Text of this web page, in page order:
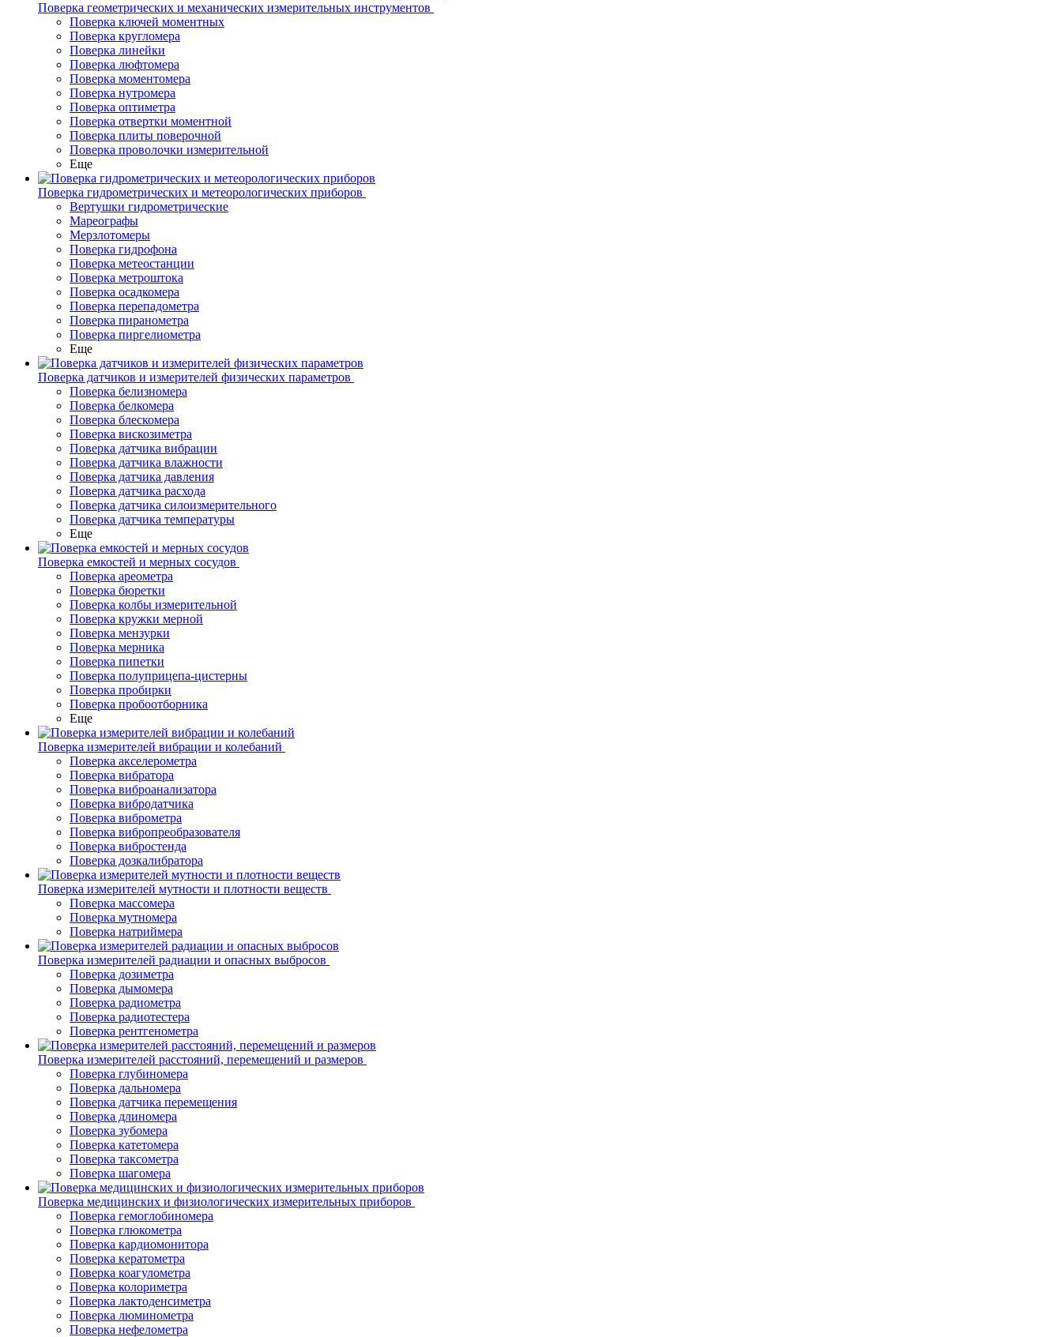
Поверка геометрических и механических измерительных инструментов
Поверка ключей моментных
Поверка кругломера
Поверка линейки
Поверка люфтомера
Поверка моментомера
Поверка нутромера
Поверка оптиметра
Поверка отвертки моментной
Поверка плиты поверочной
Поверка проволочки измерительной
Еще
Поверка гидрометрических и метеорологических приборов
Вертушки гидрометрические
Мареографы
Мерзлотомеры
Поверка гидрофона
Поверка метеостанции
Поверка метроштока
Поверка осадкомера
Поверка перепадометра
Поверка пиранометра
Поверка пиргелиометра
Еще
Поверка датчиков и измерителей физических параметров
Поверка белизномера
Поверка белкомера
Поверка блескомера
Поверка вискозиметра
Поверка датчика вибрации
Поверка датчика влажности
Поверка датчика давления
Поверка датчика расхода
Поверка датчика силоизмерительного
Поверка датчика температуры
Еще
Поверка емкостей и мерных сосудов
Поверка ареометра
Поверка бюретки
Поверка колбы измерительной
Поверка кружки мерной
Поверка мензурки
Поверка мерника
Поверка пипетки
Поверка полуприцепа-цистерны
Поверка пробирки
Поверка пробоотборника
Еще
Поверка измерителей вибрации и колебаний
Поверка акселерометра
Поверка вибратора
Поверка виброанализатора
Поверка вибродатчика
Поверка виброметра
Поверка вибропреобразователя
Поверка вибростенда
Поверка дозкалибратора
Поверка измерителей мутности и плотности веществ
Поверка массомера
Поверка мутномера
Поверка натриймера
Поверка измерителей радиации и опасных выбросов
Поверка дозиметра
Поверка дымомера
Поверка радиометра
Поверка радиотестера
Поверка рентгенометра
Поверка измерителей расстояний, перемещений и размеров
Поверка глубиномера
Поверка дальномера
Поверка датчика перемещения
Поверка длиномера
Поверка зубомера
Поверка катетомера
Поверка таксометра
Поверка шагомера
Поверка медицинских и физиологических измерительных приборов
Поверка гемоглобиномера
Поверка глюкометра
Поверка кардиомонитора
Поверка кератометра
Поверка коагулометра
Поверка колориметра
Поверка лактоденсиметра
Поверка люминометра
Поверка нефелометра